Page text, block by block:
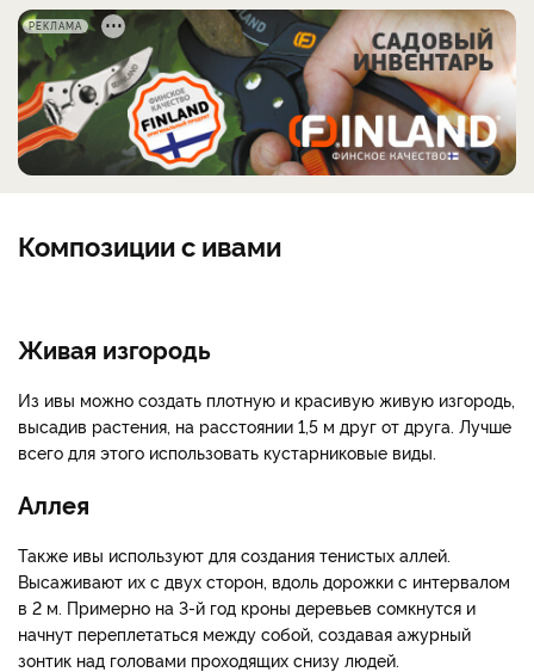
РЕКЛАМА
Композиции с ивами
Живая изгородь
Из ивы можно создать плотную и красивую живую изгородь,
высадив растения, на расстоянии 1,5 м друг от друга. Лучше
всего для этого использовать кустарниковые виды.
Аллея
Также ивы используют для создания тенистых аллей.
Высаживают их с двух сторон, вдоль дорожки с интервалом
в 2 м. Примерно на 3-й год кроны деревьев сомкнутся и
начнут переплетаться между собой, создавая ажурный
зонтик над головами проходящих снизу людей.